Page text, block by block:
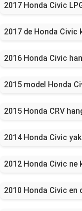
2017 Honda Civic
2017 de Honda Civic
2016 Honda Civic
2015 model Honda
2015 Honda CRV
2014 Honda Civic
2012 Honda Civic ne
2010 Honda Civic